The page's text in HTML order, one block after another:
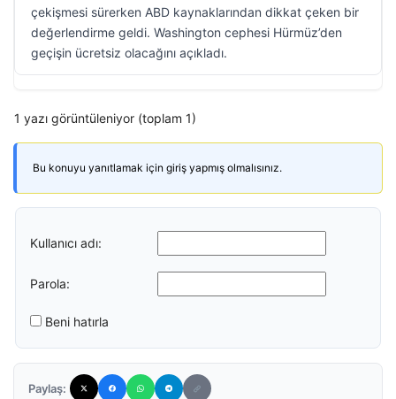
çekişmesi sürerken ABD kaynaklarından dikkat çeken bir
değerlendirme geldi. Washington cephesi Hürmüz’den
geçişin ücretsiz olacağını açıkladı.
1 yazı görüntüleniyor (toplam 1)
Bu konuyu yanıtlamak için giriş yapmış olmalısınız.
Kullanıcı adı:
Parola:
Beni hatırla
Paylaş: